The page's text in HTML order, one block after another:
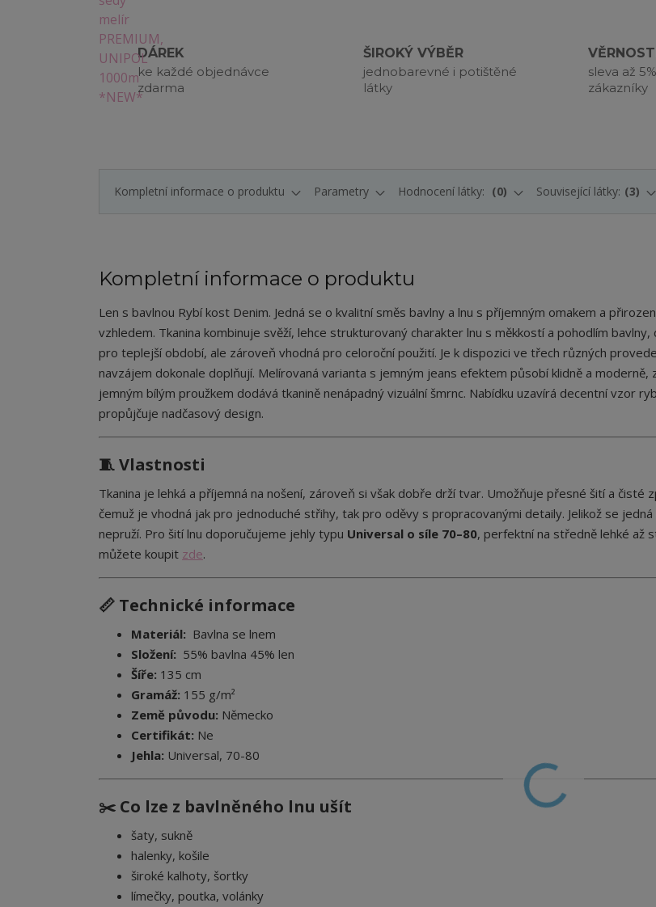
DÁREK
ke každé objednávce
zdarma
ŠIROKÝ VÝBĚR
jednobarevné i potištěné
látky
sleva až
zákazníky
Kompletní informace o produktu Parametry Hodnocení látky: 0 Související látky: 3
Kompletní informace o produktu
Len s bavlnou Rybí kost Denim. Jedná se o kvalitní směs bavlny a lnu s příjemným omakem a
vzhledem. Tkanina kombinuje svěží, lehce strukturovaný charakter lnu s měkkostí a pohodlím bavlny,
pro teplejší období, ale zároveň vhodná pro celoroční použití. Je k dispozici ve třech různých
navzájem dokonale doplňují. Melírovaná varianta s jemným jeans efektem působí klidně a moderně,
jemným bílým proužkem dodává tkanině nenápadný vizuální šmrnc. Nabídku uzavírá decentní vzor
propůjčuje nadčasový design.
🧵 Vlastnosti
Tkanina je lehká a příjemná na nošení, zároveň si však dobře drží tvar. Umožňuje přesné šití a čisté
čemuž je vhodná jak pro jednoduché střihy, tak pro oděvy s propracovanými detaily. Jelikož se jedná
nepruží. Pro šití lnu doporučujeme jehly typu Universal o síle 70–80, perfektní na středně lehké až
můžete koupit zde.
📏 Technické informace
Materiál: Bavlna se lnem
Složení: 55% bavlna 45% len
Šíře: 135 cm
Gramáž: 155 g/m²
Země původu: Německo
Certifikát: Ne
Jehla: Universal, 70-80
✂️ Co lze z bavlněného lnu ušít
šaty, sukně
halenky, košile
široké kalhoty, šortky
límečky, poutka, volánky